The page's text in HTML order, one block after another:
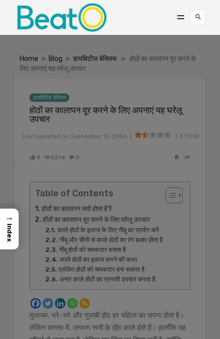
Home » Blog » डायबिटीज बेसिक्स» होठों का कालापन दूर करने के
लिए अपनाएं यह घरेलू उपचार
डायबिटीज बेसिक्स
होठों का कालापन दूर करने के लिए अपनाएं यह घरेलू
उपचार
Last updated on September 13, 2024 1.3 (794)
9 5214 0
Table of Contents
होठों का कालापन क्यों होता है?
होंठों का कालापन दूर करने के लिए घरेलू उपचार
काले होठों के इलाज के लिए नींबू का प्रयोग करें
नींबू और चीनी से काले होठों का रंग हल्का होता है
नींबू होठों को चमकदार बनाता है
काले होठों का इलाज करने की कला
एलोवेरा होठों को चमकदार बना सकता है
अनार काले होठों का प्रभावी उपचार करता है
मुलायम, भरे-भरे और गुलाबी होंठ हर महिला का सपना होता है।
लेकिन वास्तव में, लगभग सभी के होंठ काले होते हैं। हालाँकि यह
→
Index